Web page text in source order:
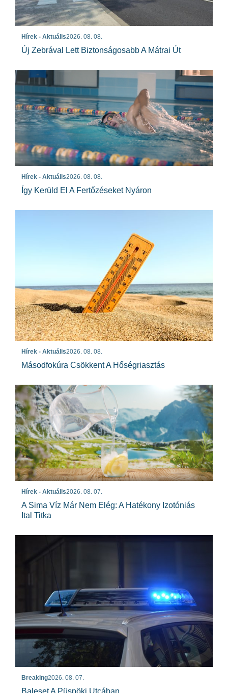
Hírek - Aktuális2026. 08. 08.
Új Zebrával Lett Biztonságosabb A Mátrai Út
Hírek - Aktuális2026. 08. 08.
Így Kerüld El A Fertőzéseket Nyáron
Hírek - Aktuális2026. 08. 08.
Másodfokúra Csökkent A Hőségriasztás
Hírek - Aktuális2026. 08. 07.
A Sima Víz Már Nem Elég: A Hatékony Izotóniás
Ital Titka
Breaking2026. 08. 07.
Baleset A Püspöki Utcában